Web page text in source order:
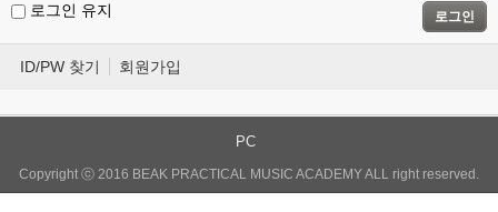
로그인 유지 로그인
ID/PW 찾기 회원가입
PC
Copyright ⓒ 2016 BEAK PRACTICAL MUSIC ACADEMY ALL right reserved.